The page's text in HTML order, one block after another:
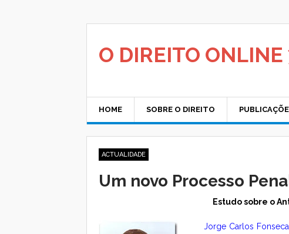
O DIREITO ONLINE
HOME SOBRE O DIREITO
ACTUALIDADE
Um novo Processo
Estudo sobre o
Jorge Carlos Fonseca